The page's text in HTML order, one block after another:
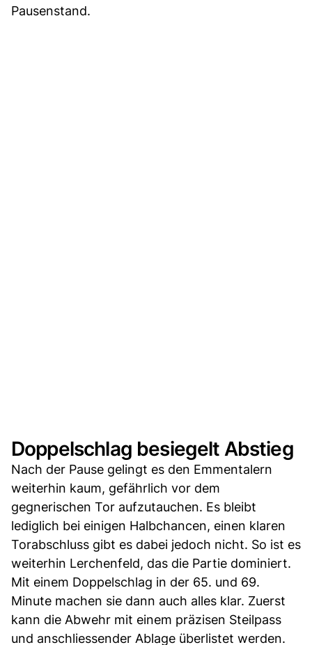
Pausenstand.
Doppelschlag besiegelt Abstieg
Nach der Pause gelingt es den Emmentalern
weiterhin kaum, gefährlich vor dem
gegnerischen Tor aufzutauchen. Es bleibt
lediglich bei einigen Halbchancen, einen klaren
Torabschluss gibt es dabei jedoch nicht. So ist es
weiterhin Lerchenfeld, das die Partie dominiert.
Mit einem Doppelschlag in der 65. und 69.
Minute machen sie dann auch alles klar. Zuerst
kann die Abwehr mit einem präzisen Steilpass
und anschliessender Ablage überlistet werden.